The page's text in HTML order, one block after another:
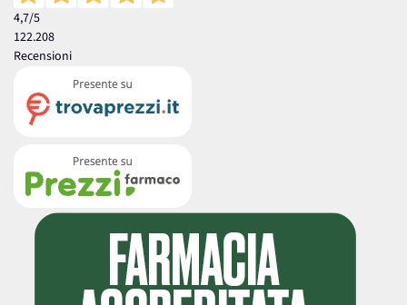
4,7/5
122.208
Recensioni